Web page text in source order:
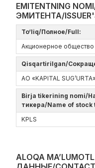
EMITENTNING
ЭМИТЕНТА/
To‘liq/Полное/Full:
Акционерное общество
Qisqartirilgan/
АО «KAPITAL SUG’URTA»
Birja tikerining nomi/
тикера/Name of stock
KPLS
ALOQA